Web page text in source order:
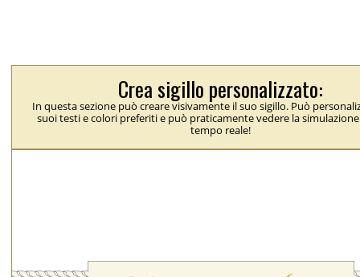
Crea sigillo personalizzato:
In questa sezione può creare visivamente il suo sigillo. Può
suoi testi e colori preferiti e può praticamente vedere la
tempo reale!